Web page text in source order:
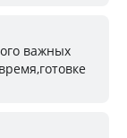
важных